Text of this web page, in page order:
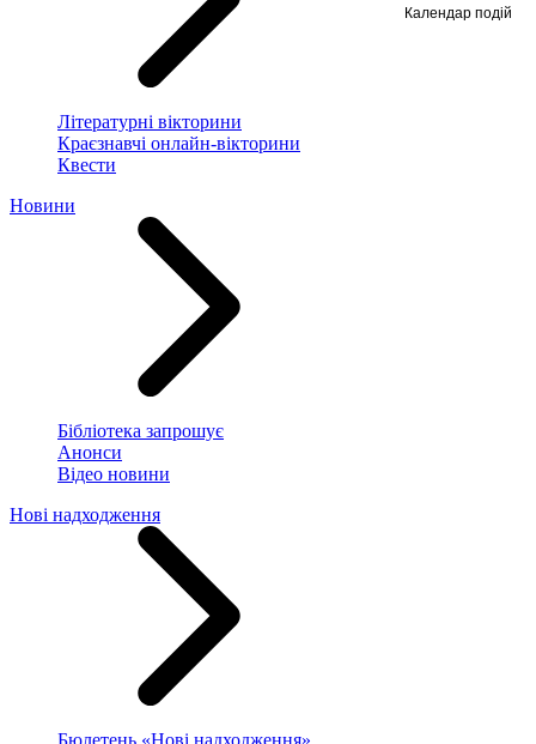
Літературні вікторини
Краєзнавчі онлайн-вікторини
Квести
Новини
Бібліотека запрошує
Анонси
Відео новини
Нові надходження
Календар подій